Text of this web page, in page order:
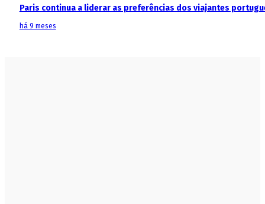
Paris continua a liderar as preferências dos viajantes
há 9 meses